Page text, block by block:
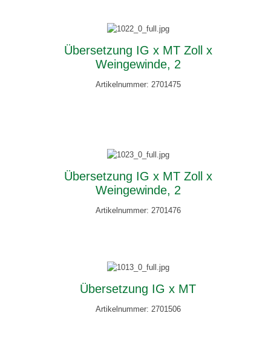
Übersetzung IG x MT Zoll x
Weingewinde, 2
Artikelnummer: 2701475
Übersetzung IG x MT Zoll x
Weingewinde, 2
Artikelnummer: 2701476
Übersetzung IG x MT
Artikelnummer: 2701506